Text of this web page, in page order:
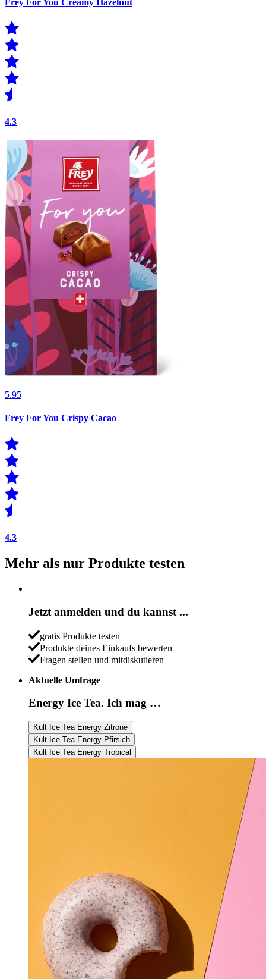
Frey For You Creamy Hazelnut
4.3
5.95
Frey For You Crispy Cacao
4.3
Mehr als nur Produkte testen
Jetzt anmelden und du kannst ...
gratis Produkte testen
Produkte deines Einkaufs bewerten
Fragen stellen und mitdiskutieren
Aktuelle Umfrage
Energy Ice Tea. Ich mag …
Kult Ice Tea Energy Zitrone
Kult Ice Tea Energy Pfirsich
Kult Ice Tea Energy Tropical